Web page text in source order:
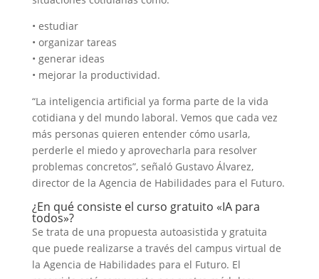
• estudiar
• organizar tareas
• generar ideas
• mejorar la productividad.
“La inteligencia artificial ya forma parte de la vida
cotidiana y del mundo laboral. Vemos que cada vez
más personas quieren entender cómo usarla,
perderle el miedo y aprovecharla para resolver
problemas concretos”, señaló Gustavo Álvarez,
director de la Agencia de Habilidades para el Futuro.
¿En qué consiste el curso gratuito «IA para
todos»?
Se trata de una propuesta autoasistida y gratuita
que puede realizarse a través del campus virtual de
la Agencia de Habilidades para el Futuro. El